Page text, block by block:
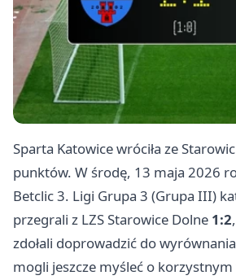
Sparta Katowice wróciła ze
punktów. W środę, 13 maja 2026
Betclic 3. Ligi Grupa 3 (Grupa III)
przegrali z LZS Starowice Dolne 1:2
zdołali doprowadzić do
mogli jeszcze myśleć o